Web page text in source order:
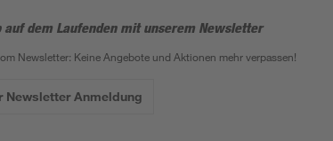
auf dem Laufenden mit unserem Newsletter
Newsletter: Keine Angebote und Aktionen mehr verpassen!
Newsletter Anmeldung